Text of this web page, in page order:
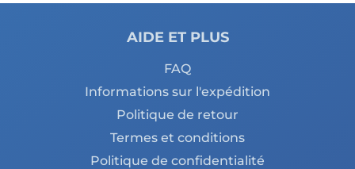
AIDE ET PLUS
FAQ
Informations sur l'expédition
Politique de retour
Termes et conditions
Politique de confidentialité